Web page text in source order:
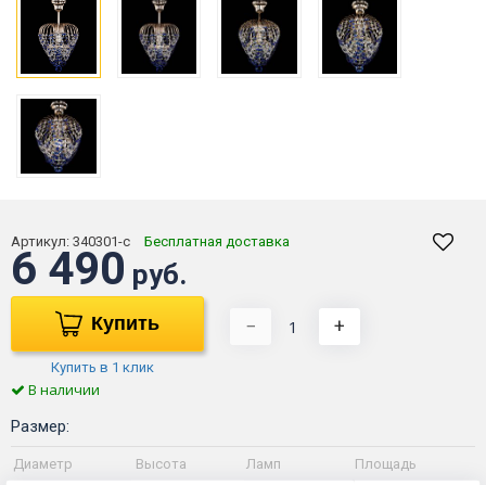
Артикул: 340301-с Бесплатная доставка
6 490 руб.
Купить
Купить в 1 клик
− +
В наличии
Размер:
Диаметр Высота Ламп Площадь